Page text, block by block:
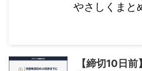
やさしくま
【締切10日